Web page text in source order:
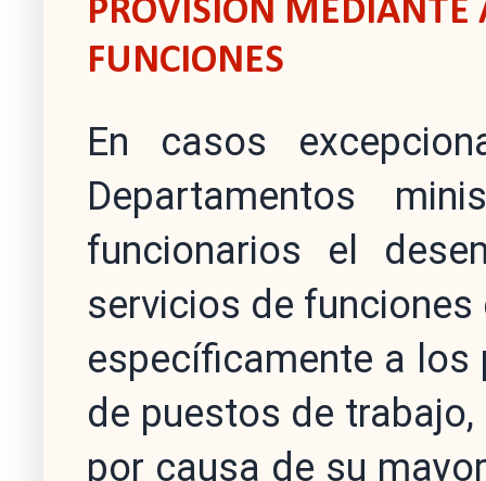
PROVISIÓN MEDIANTE
FUNCIONES
En casos
Departamentos
funcionarios el
servicios de
específicamente a
de puestos de
por causa de su